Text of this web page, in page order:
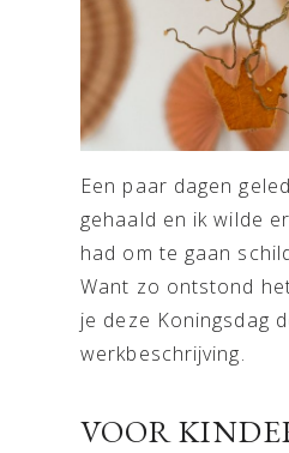
Een paar dagen
gehaald en ik wilde
had om te gaan
Want zo ontstond
je deze Koningsdag
werkbeschrijving.
VOOR